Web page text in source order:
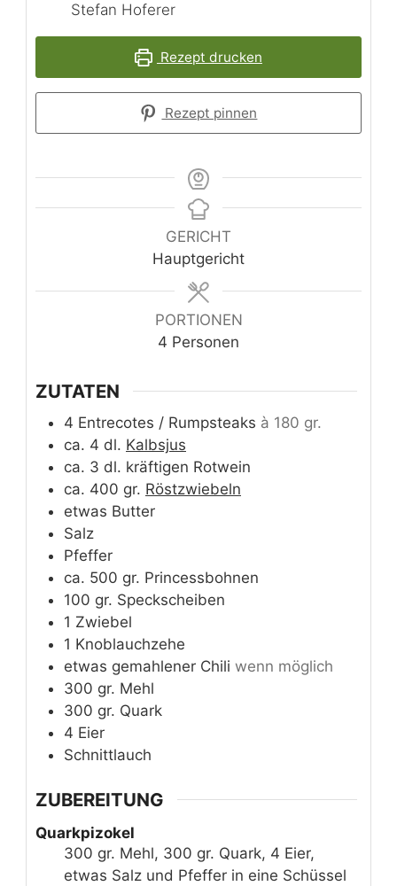
Stefan Hoferer
Rezept drucken
Rezept pinnen
GERICHT
Hauptgericht
PORTIONEN
4 Personen
ZUTATEN
4 Entrecotes / Rumpsteaks à 180 gr.
ca. 4 dl. Kalbsjus
ca. 3 dl. kräftigen Rotwein
ca. 400 gr. Röstzwiebeln
etwas Butter
Salz
Pfeffer
ca. 500 gr. Princessbohnen
100 gr. Speckscheiben
1 Zwiebel
1 Knoblauchzehe
etwas gemahlener Chili wenn möglich
300 gr. Mehl
300 gr. Quark
4 Eier
Schnittlauch
ZUBEREITUNG
Quarkpizokel
300 gr. Mehl, 300 gr. Quark, 4 Eier,
etwas Salz und Pfeffer in eine Schüssel